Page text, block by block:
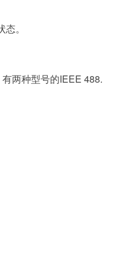
。
两种型号的IEEE 488.